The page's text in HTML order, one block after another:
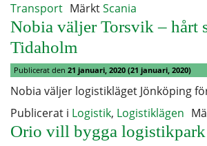
Transport MärktScania
Nobia väljer Torsvik – hårt
Tidaholm
Publicerat den 21 januari, 2020 (21 januari, 2020)
Nobia väljer logistikläget Jönköping
Publicerat i Logistik, Logistiklägen
Orio vill bygga